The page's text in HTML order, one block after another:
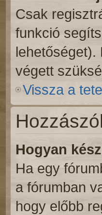
Csak
funkció
lehetőséget).
végett
Vissza a
Hogyan
Ha egy
a fórumban
hogy előbb